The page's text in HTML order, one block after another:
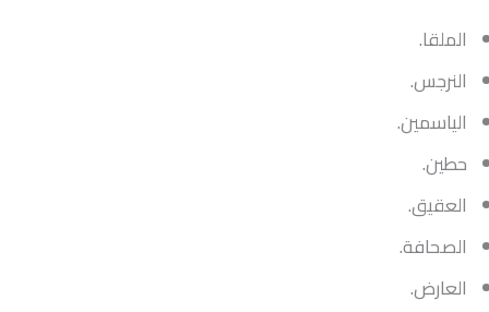
الملقا.
النرجس.
الياسمين.
حطين.
العقيق.
الصحافة.
العارض.